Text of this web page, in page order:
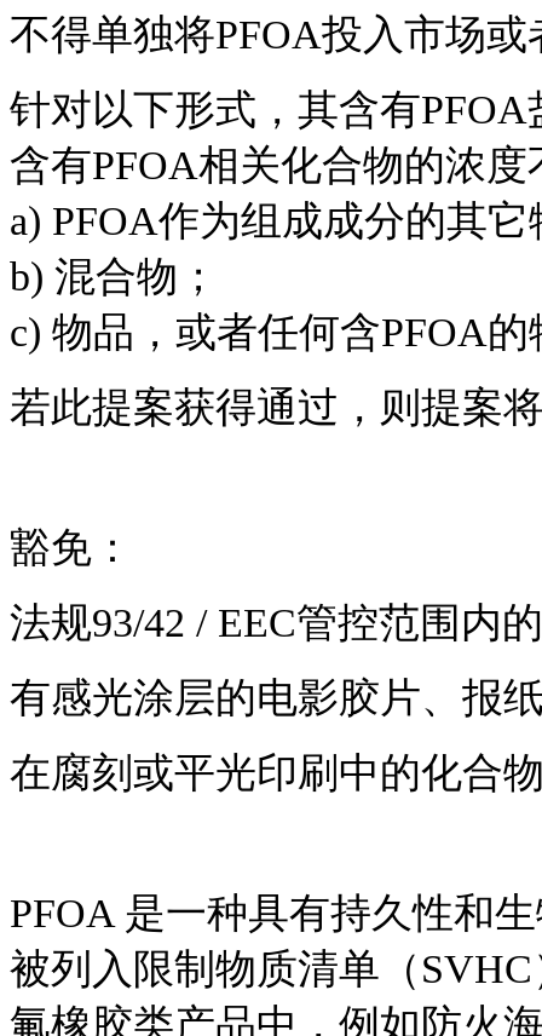
不得单独将PFOA投入市场
针对以下形式，其含有
含有PFOA相关化合物的浓
a) PFOA作为组成成分的其它
b) 混合物；
c) 物品，或者任何含PFOA
若此提案获得通过，则提案
豁免：
法规93/42 / EEC管控范围内
有感光涂层的电影胶片、报
在腐刻或平光印刷中的化合
PFOA 是一种具有持久性和
被列入限制物质清单（
氟橡胶类产品中，例如防火